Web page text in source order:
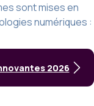
sont mises en
numériques :
2026